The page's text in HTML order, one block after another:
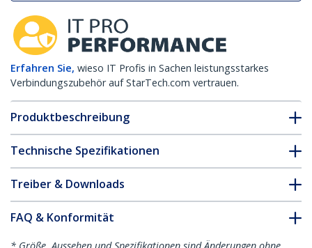
Erfahren Sie, wieso IT Profis in Sachen leistungsstarkes
Verbindungszubehör auf StarTech.com vertrauen.
Produktbeschreibung
Technische Spezifikationen
Treiber & Downloads
FAQ & Konformität